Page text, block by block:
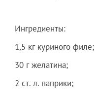
Ингредиенты:
1,5 кг куриного филе;
30 г желатина;
2 ст. л. паприки;